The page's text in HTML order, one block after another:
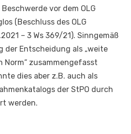
vor dem OLG
(Beschluss des OLG
– 3 Ws 369/21). Sinngemäß
der Entscheidung als „weite
Norm“ zusammengefasst
dies aber z.B. auch als
der StPO durch
werden.